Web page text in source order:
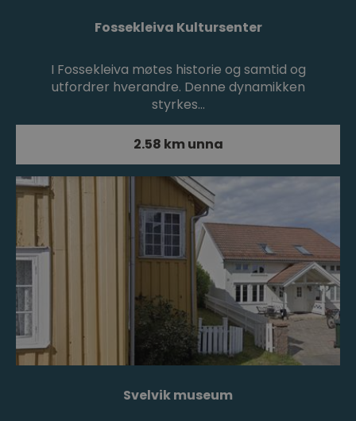
Fossekleiva Kultursenter
I Fossekleiva møtes historie og samtid og
utfordrer hverandre. Denne dynamikken
styrkes…
2.58 km unna
Svelvik museum